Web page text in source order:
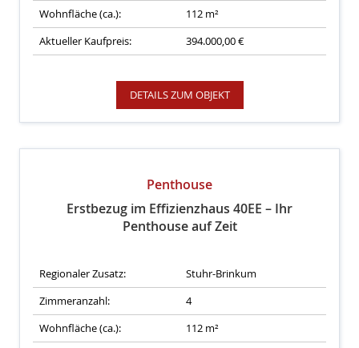
Wohnfläche (ca.):
112 m²
Aktueller Kaufpreis:
394.000,00 €
DETAILS ZUM OBJEKT
Penthouse
Erstbezug im Effizienzhaus 40EE – Ihr
Penthouse auf Zeit
Regionaler Zusatz:
Stuhr-Brinkum
Zimmeranzahl:
4
Wohnfläche (ca.):
112 m²